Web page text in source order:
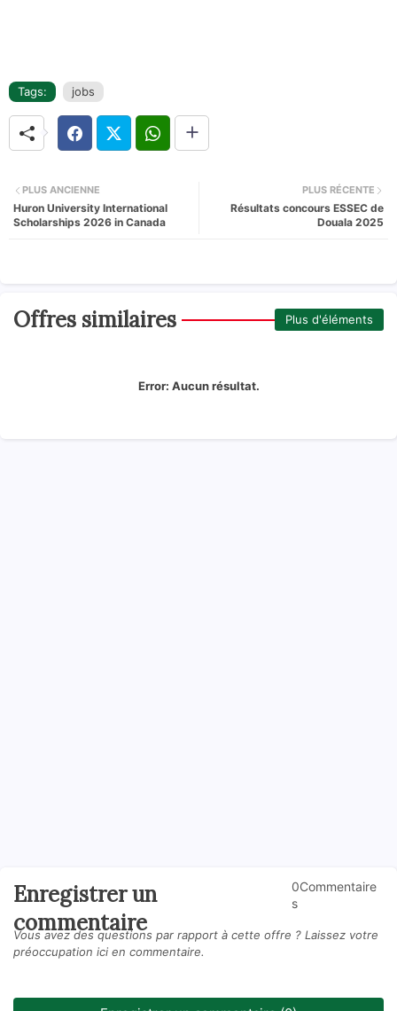
Tags: jobs
PLUS RÉCENTE
Résultats concours ESSEC de
Douala 2025
PLUS ANCIENNE
Huron University International
Scholarships 2026 in Canada
Offres similaires Plus d'éléments
Error: Aucun résultat.
Enregistrer un
commentaire
0Commentaire
s
Vous avez des questions par rapport à cette offre ? Laissez votre
préoccupation ici en commentaire.